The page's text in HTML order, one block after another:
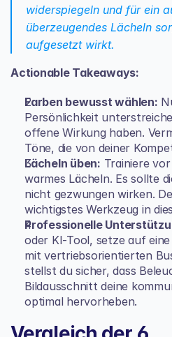
widerspiegeln und für ein
überzeugendes Lächeln
aufgesetzt wirkt.
Actionable Takeaways:
Farben bewusst wählen:
Persönlichkeit
offene Wirkung haben.
Töne, die von deiner
Lächeln üben: Trainiere
warmes Lächeln. Es sollte
nicht gezwungen wirken.
wichtigstes Werkzeug in
Professionelle
oder KI-Tool, setze auf
mit vertriebsorientierten
stellst du sicher, dass
Bildausschnitt deine
optimal hervorheben.